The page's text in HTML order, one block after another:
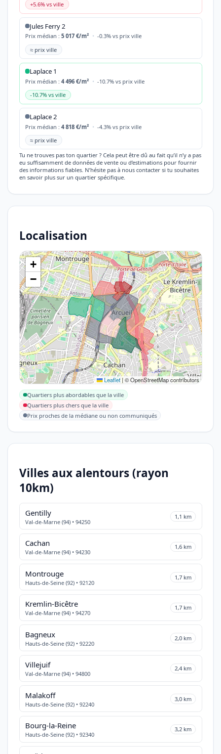
+5.6% vs ville
Jules Ferry 2
Prix médian : 5 017 €/m² • -0.3% vs prix ville
≈ prix ville
Laplace 1
Prix médian : 4 496 €/m² • -10.7% vs prix ville
-10.7% vs ville
Laplace 2
Prix médian : 4 818 €/m² • -4.3% vs prix ville
≈ prix ville
Tu ne trouves pas ton quartier ? Cela peut être dû au fait qu’il n’y a pas
eu suffisamment de données de vente ou d’estimations pour fournir
des informations fiables. N’hésite pas à nous contacter si tu souhaites
en savoir plus sur un quartier spécifique.
Localisation
+
−
Leaflet |© OpenStreetMap contributors
Quartiers plus abordables que la ville
Quartiers plus chers que la ville
Prix proches de la médiane ou non communiqués
Villes aux alentours (rayon
10km)
Gentilly
Val-de-Marne (94) • 94250
1,1 km
Cachan
Val-de-Marne (94) • 94230
1,6 km
Montrouge
Hauts-de-Seine (92) • 92120
1,7 km
Kremlin-Bicêtre
Val-de-Marne (94) • 94270
1,7 km
Bagneux
Hauts-de-Seine (92) • 92220
2,0 km
Villejuif
Val-de-Marne (94) • 94800
2,4 km
Malakoff
Hauts-de-Seine (92) • 92240
3,0 km
Bourg-la-Reine
Hauts-de-Seine (92) • 92340
3,2 km